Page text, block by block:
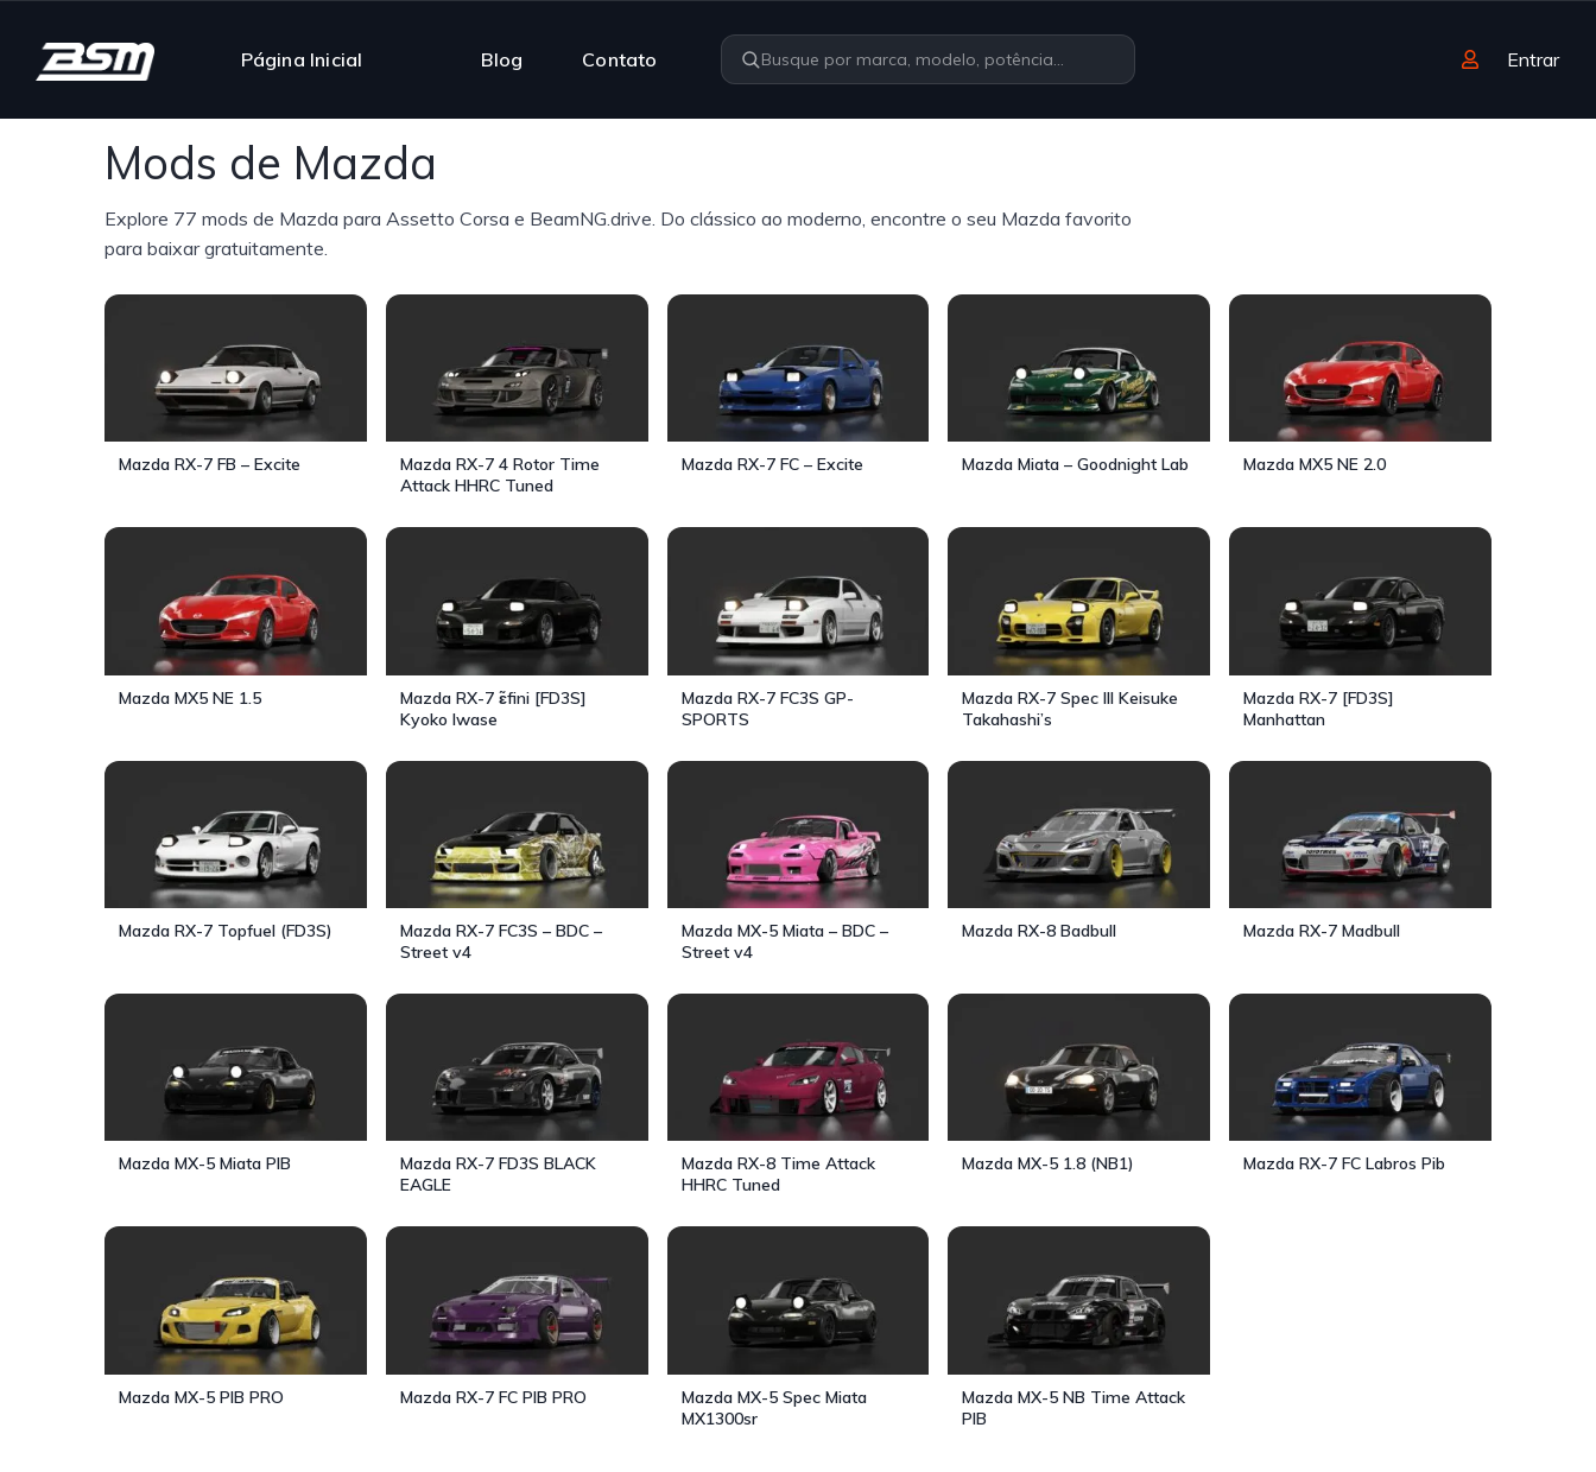
Página Inicial Blog Contato Entrar
Mods de Mazda
Explore 77 mods de Mazda para Assetto Corsa e BeamNG.drive. Do clássico ao moderno, encontre o seu Mazda favorito
para baixar gratuitamente.
Mazda RX-7 FB – Excite
Mazda RX-7 4 Rotor Time
Attack HHRC Tuned
Mazda RX-7 FC – Excite Mazda Miata – Goodnight Lab Mazda MX5 NE 2.0
Mazda MX5 NE 1.5
Mazda RX-7 ɛ̃fini [FD3S]
Kyoko Iwase
Mazda RX-7 FC3S GP-
SPORTS
Mazda RX-7 Spec III Keisuke
Takahashi’s
Mazda RX-7 [FD3S]
Manhattan
Mazda RX-7 Topfuel (FD3S)
Mazda RX-7 FC3S – BDC –
Street v4
Mazda MX-5 Miata – BDC –
Street v4
Mazda RX-8 Badbull Mazda RX-7 Madbull
Mazda MX-5 Miata PIB
Mazda RX-7 FD3S BLACK
EAGLE
Mazda RX-8 Time Attack
HHRC Tuned
Mazda MX-5 1.8 (NB1) Mazda RX-7 FC Labros Pib
Mazda MX-5 PIB PRO Mazda RX-7 FC PIB PRO
Mazda MX-5 Spec Miata
MX1300sr
Mazda MX-5 NB Time Attack
PIB